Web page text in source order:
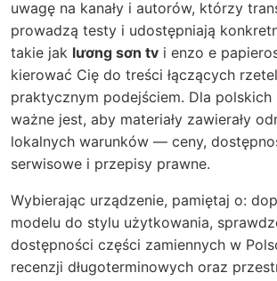
uwagę na kanały i autorów, którzy
prowadzą testy i udostępniają
takie jak lương sơn tv i enzo e
kierować Cię do treści łączących
praktycznym podejściem. Dla
ważne jest, aby materiały zawierały
lokalnych warunków — ceny,
serwisowe i przepisy prawne.
Wybierając urządzenie, pamiętaj o:
modelu do stylu użytkowania,
dostępności części zamiennych w
recenzji długoterminowych oraz